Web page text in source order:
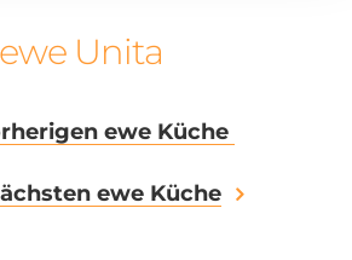
ewe Unita
ewe Küche
ewe Küche